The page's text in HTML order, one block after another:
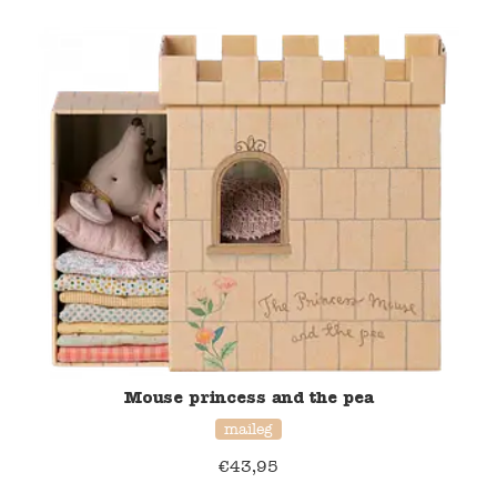
Mouse princess and the pea
maileg
€43,95